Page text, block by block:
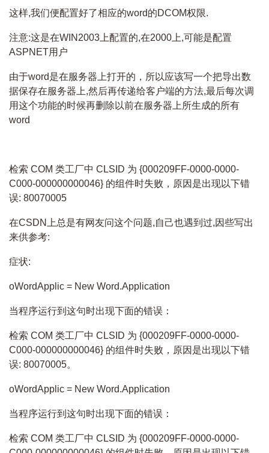
这样,我们便配置好了相应的word的DCOM权限.
注意:这是在WIN2003上配置的,在2000上,可能是配置
ASPNET用户
由于word是在服务器上打开的，所以应该写一个把导出数
据保存在服务器上,然后再传递给客户端的方法,最后每次调
用这个功能的时候再删除以前在服务器上所生成的所有
word
检索 COM 类工厂中 CLSID 为 {000209FF-0000-0000-
C000-000000000046} 的组件时失败，原因是出现以下错
误: 80070005
在CSDN上总是有网友问这个问题,自己也遇到过,因些写出
来供参考:
症状:
oWordApplic = New Word.Application
当程序运行到这句时出现下面的错误：
检索 COM 类工厂中 CLSID 为 {000209FF-0000-0000-
C000-000000000046} 的组件时失败，原因是出现以下错
误: 80070005。
oWordApplic = New Word.Application
当程序运行到这句时出现下面的错误：
检索 COM 类工厂中 CLSID 为 {000209FF-0000-0000-